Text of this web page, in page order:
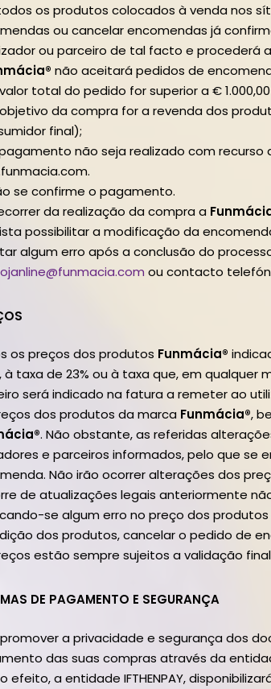
os produtos colocados à venda nos
ou cancelar encomendas já
ou parceiro de tal facto e procederá
não aceitará pedidos de
total do pedido for superior a €
da compra for a revenda dos
final);
não seja realizado com
se confirme o pagamento.
da realização da compra a
possibilitar a modificação da
algum erro após a conclusão do
ou contacto
os preços dos produtos Funmácia®
à taxa de 23% ou à taxa que, em
será indicado na fatura a remeter ao
dos produtos da marca Funmácia®,
. Não obstante, as referidas
e parceiros informados, pelo que
Não irão ocorrer alterações dos
de atualizações legais anteriormente
se algum erro no preço dos
dos produtos, cancelar o pedido de
estão sempre sujeitos a validação
DE PAGAMENTO E SEGURANÇA
a privacidade e segurança dos
das suas compras através da
efeito, a entidade IFTHENPAY,